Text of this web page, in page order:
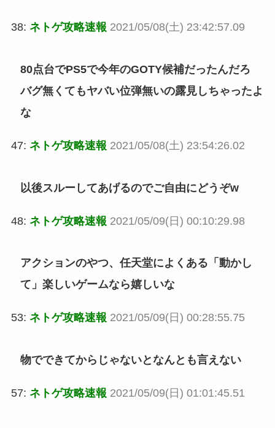
38: ネトゲ攻略速報 2021/05/08(土) 23:42:57.09
80点台でPS5で今年のGOTY候補だったんだろ
バグ無くてもヤバい位弾無いの露見しちゃったよ
な
47: ネトゲ攻略速報 2021/05/08(土) 23:54:26.02
以後スルーしてあげるのでご自由にどうぞw
48: ネトゲ攻略速報 2021/05/09(日) 00:10:29.98
アクションのやつ、任天堂によくある「動かし
て」楽しいゲームなら嬉しいな
53: ネトゲ攻略速報 2021/05/09(日) 00:28:55.75
物でできてからじゃないとなんとも言えない
57: ネトゲ攻略速報 2021/05/09(日) 01:01:45.51